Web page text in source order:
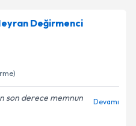
Değirmenci
son derece memnun
Devamı